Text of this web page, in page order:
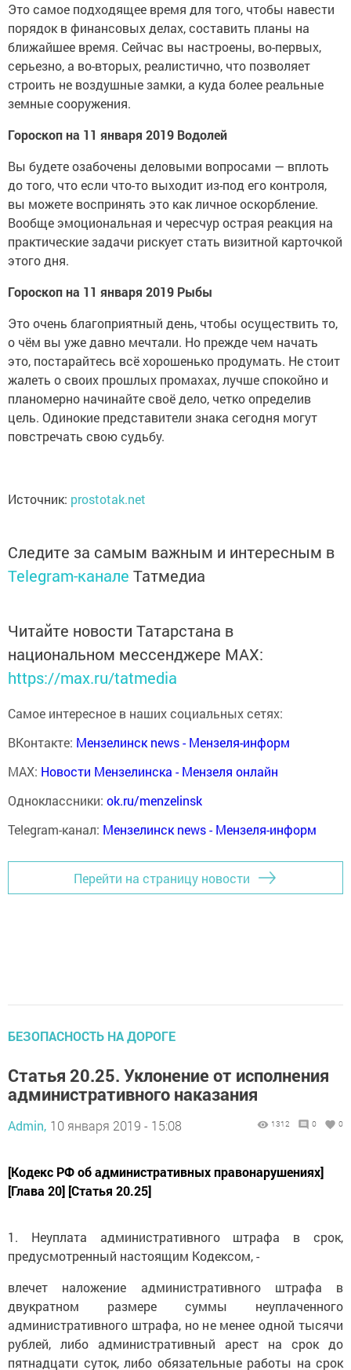
Это самое подходящее время для того, чтобы навести
порядок в финансовых делах, составить планы на
ближайшее время. Сейчас вы настроены, во-первых,
серьезно, а во-вторых, реалистично, что позволяет
строить не воздушные замки, а куда более реальные
земные сооружения.
Гороскоп на 11 января 2019 Водолей
Вы будете озабочены деловыми вопросами — вплоть
до того, что если что-то выходит из-под его контроля,
вы можете воспринять это как личное оскорбление.
Вообще эмоциональная и чересчур острая реакция на
практические задачи рискует стать визитной карточкой
этого дня.
Гороскоп на 11 января 2019 Рыбы
Это очень благоприятный день, чтобы осуществить то,
о чём вы уже давно мечтали. Но прежде чем начать
это, постарайтесь всё хорошенько продумать. Не стоит
жалеть о своих прошлых промахах, лучше спокойно и
планомерно начинайте своё дело, четко определив
цель. Одинокие представители знака сегодня могут
повстречать свою судьбу.
Источник: prostotak.net
Следите за самым важным и интересным в
Telegram-канале Татмедиа
Читайте новости Татарстана в
национальном мессенджере MАХ:
https://max.ru/tatmedia
Самое интересное в наших социальных сетях:
ВКонтакте: Мензелинск news - Мензеля-информ
MAX: Новости Мензелинска - Мензеля онлайн
Одноклассники: ok.ru/menzelinsk
Telegram-канал: Мензелинск news - Мензеля-информ
Перейти на страницу новости
БЕЗОПАСНОСТЬ НА ДОРОГЕ
Статья 20.25. Уклонение от исполнения
административного наказания
Admin, 10 января 2019 - 15:08 1312 0 0
[Кодекс РФ об административных правонарушениях]
[Глава 20] [Статья 20.25]
1. Неуплата административного штрафа в срок,
предусмотренный настоящим Кодексом, -
влечет наложение административного штрафа в
двукратном размере суммы неуплаченного
административного штрафа, но не менее одной тысячи
рублей, либо административный арест на срок до
пятнадцати суток, либо обязательные работы на срок